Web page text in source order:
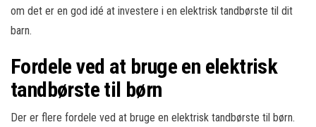
om det er en god idé at investere i en elektrisk tandbørste til dit
barn.
Fordele ved at bruge en elektrisk
tandbørste til børn
Der er flere fordele ved at bruge en elektrisk tandbørste til børn.